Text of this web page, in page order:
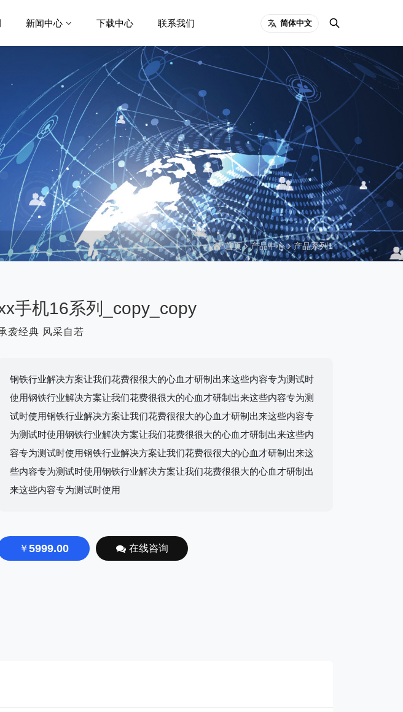
新闻中心 下载中心 联系我们 简体中文
首页 产品中心 产品系列1
手机16系列_copy_copy
袭经典 风采自若
钢铁行业解决方案让我们花费很很大的心血才研制出来这些内容专为测试时
使用钢铁行业解决方案让我们花费很很大的心血才研制出来这些内容专为测
试时使用钢铁行业解决方案让我们花费很很大的心血才研制出来这些内容专
为测试时使用钢铁行业解决方案让我们花费很很大的心血才研制出来这些内
容专为测试时使用钢铁行业解决方案让我们花费很很大的心血才研制出来这
些内容专为测试时使用钢铁行业解决方案让我们花费很很大的心血才研制出
来这些内容专为测试时使用
￥5999.00 在线咨询